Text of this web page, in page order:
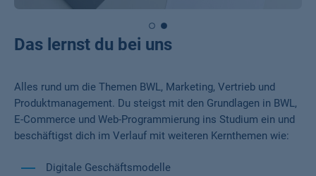
Das lernst du bei uns
Alles rund um die Themen BWL, Marketing, Vertrieb und
Produktmanagement. Du steigst mit den Grundlagen in BWL,
E-Commerce und Web-Programmierung ins Studium ein und
beschäftigst dich im Verlauf mit weiteren Kernthemen wie:
Digitale Geschäftsmodelle